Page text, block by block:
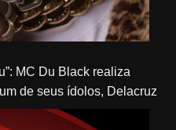
de seus ídolos, Delacruz